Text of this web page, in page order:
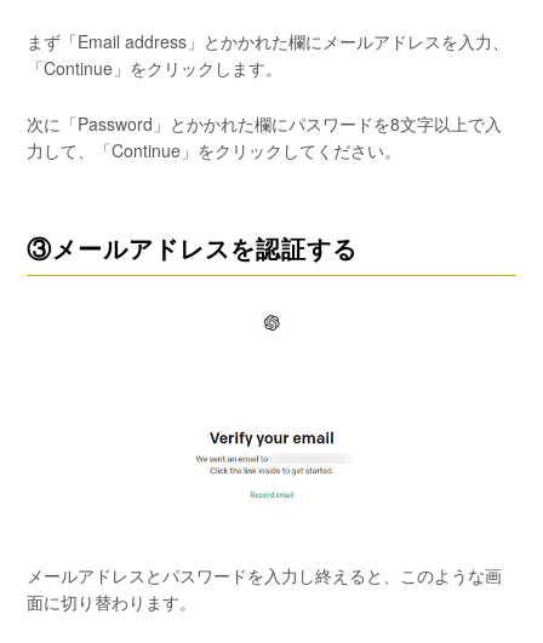
まず「Email address」とかかれた欄にメールアドレスを入力、
「Continue」をクリックします。
次に「Password」とかかれた欄にパスワードを8文字以上で入
力して、「Continue」をクリックしてください。
③メールアドレスを認証する
メールアドレスとパスワードを入力し終えると、このような画
面に切り替わります。